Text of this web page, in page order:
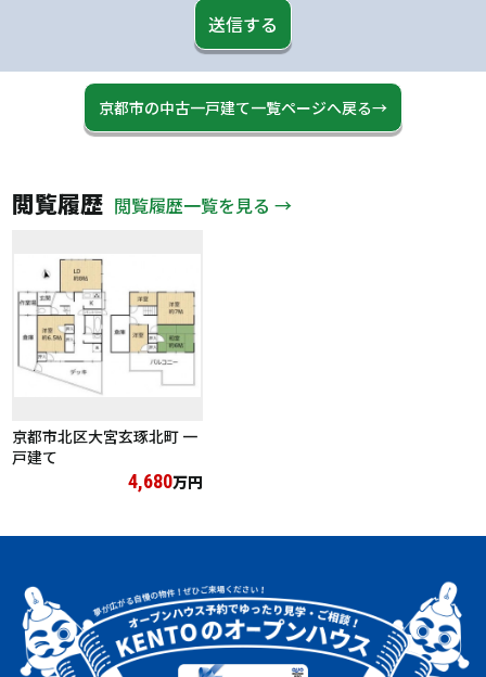
送信する
京都市の中古一戸建て一覧ページへ戻る→
閲覧履歴 閲覧履歴一覧を見る →
京都市北区大宮玄琢北町 一
戸建て
4,680万円